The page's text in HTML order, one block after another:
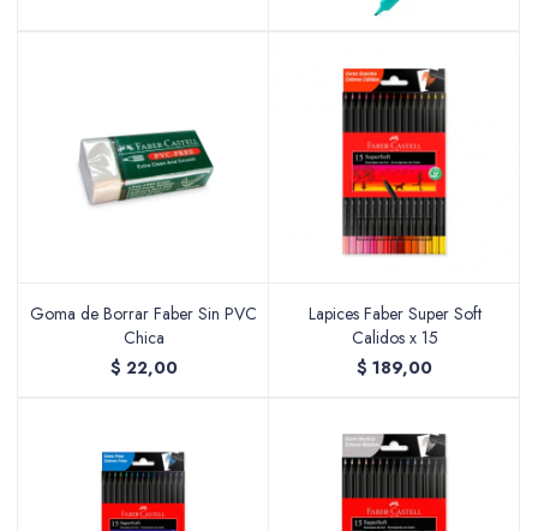
Goma de Borrar Faber Sin PVC
Chica
$ 22,00
Lapices Faber Super Soft
Calidos x 15
$ 189,00